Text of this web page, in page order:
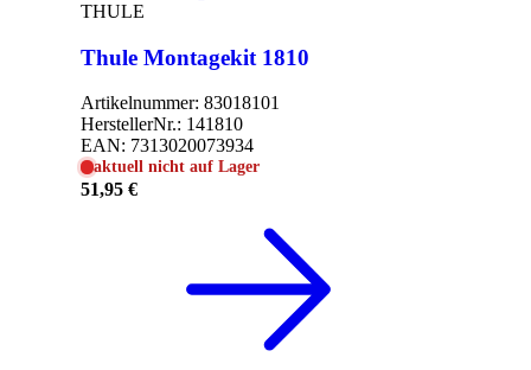
THULE
Thule Montagekit 1810
Artikelnummer: 83018101
HerstellerNr.: 141810
EAN: 7313020073934
aktuell nicht auf Lager
51,95 €